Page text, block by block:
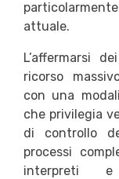
attuale.
L’affermarsi
ricorso
con una
che privilegia
di controllo
processi
interpreti